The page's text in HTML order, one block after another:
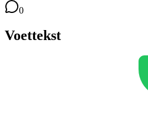
0
Voettekst